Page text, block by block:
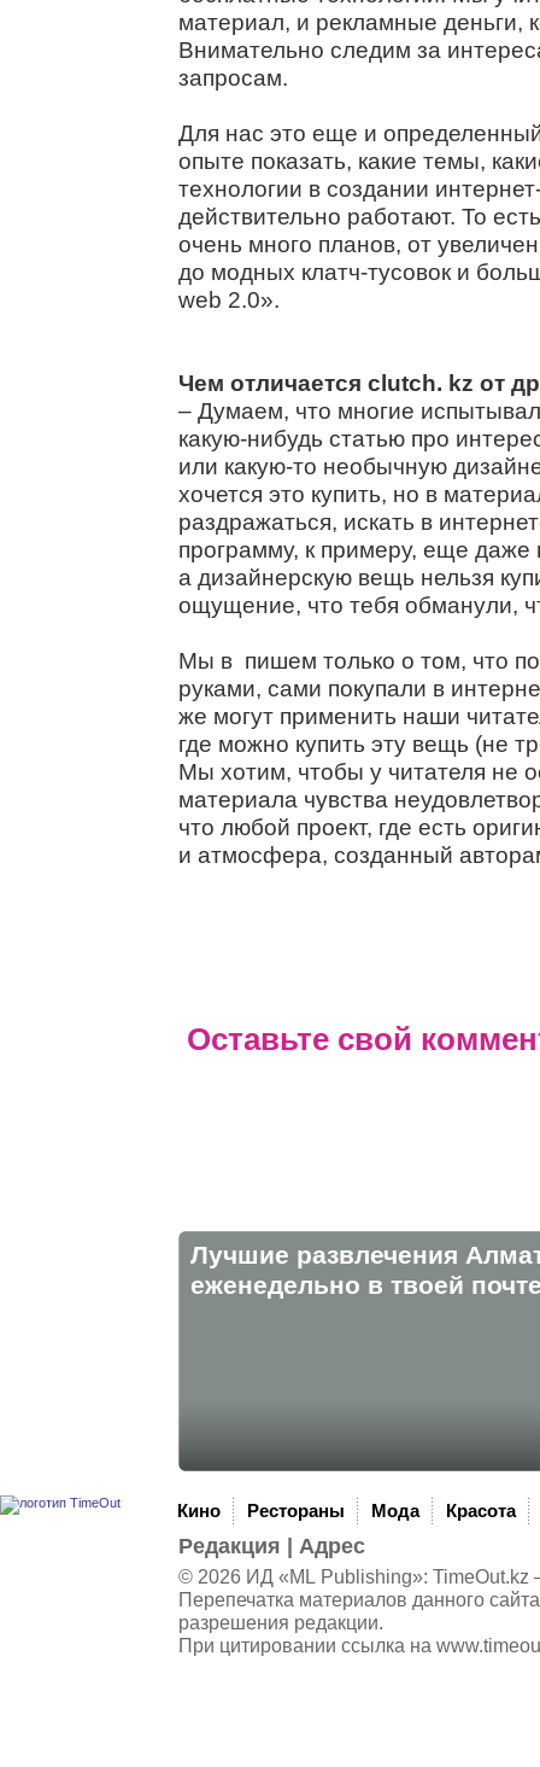
материал, и рекламные деньги,
Внимательно следим за
запросам.
Для нас это еще и
опыте показать, какие темы,
технологии в создании
действительно работают. То
очень много планов, от
до модных клатч-тусовок и
web 2.0».
Чем отличается clutch. kz от
– Думаем, что многие
какую-нибудь статью про
или какую-то необычную
хочется это купить, но в
раздражаться, искать в
программу, к примеру, еще
а дизайнерскую вещь нельзя
ощущение, что тебя обманули,
Мы в пишем только о том, что
руками, сами покупали в
же могут применить наши
где можно купить эту вещь (не
Мы хотим, чтобы у читателя не
материала чувства
что любой проект, где есть
и атмосфера, созданный
Оставьте свой
Лучшие развлечения
eженедельно в твоей
Кино Рестораны Мода Красота
Редакция Адрес
© 2026 ИД «ML Publishing»: TimeOut.kz
Перепечатка материалов данного
разрешения редакции.
При цитировании ссылка на